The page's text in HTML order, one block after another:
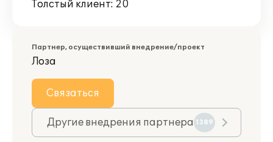
Толстый клиент: 20
Партнер, осуществивший внедрение/проект
Лоза
Связаться
Другие внедрения партнера 1389